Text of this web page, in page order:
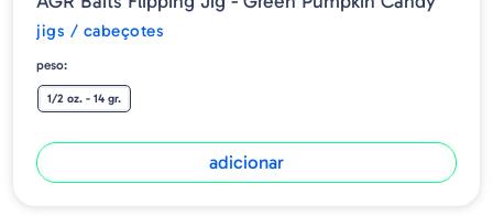
jigs / cabeçotes
peso:
1/2 oz. - 14 gr.
adicionar